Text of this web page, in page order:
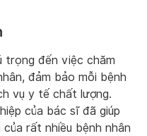
trọng đến việc chăm
đảm bảo mỗi bệnh
vụ y tế chất lượng.
của bác sĩ đã giúp
rất nhiều bệnh nhân